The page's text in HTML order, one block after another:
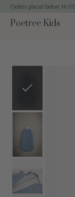
Orders placed before
Poetree Kids